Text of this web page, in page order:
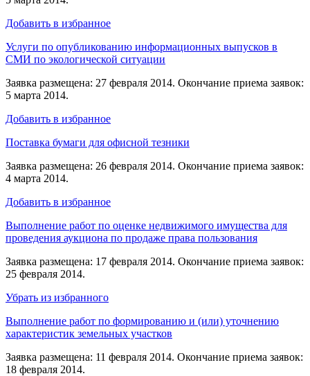
Добавить в избранное
Услуги по опубликованию информационных выпусков в
СМИ по экологической ситуации
Заявка размещена: 27 февраля 2014. Окончание приема заявок:
5 марта 2014.
Добавить в избранное
Поставка бумаги для офисной тезники
Заявка размещена: 26 февраля 2014. Окончание приема заявок:
4 марта 2014.
Добавить в избранное
Выполнение работ по оценке недвижимого имущества для
проведения аукциона по продаже права пользования
Заявка размещена: 17 февраля 2014. Окончание приема заявок:
25 февраля 2014.
Убрать из избранного
Выполнение работ по формированию и (или) уточнению
характеристик земельных участков
Заявка размещена: 11 февраля 2014. Окончание приема заявок:
18 февраля 2014.